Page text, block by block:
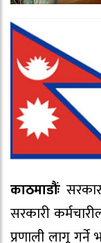
काठमाडौंः
सरकारी
प्रणाली लागू